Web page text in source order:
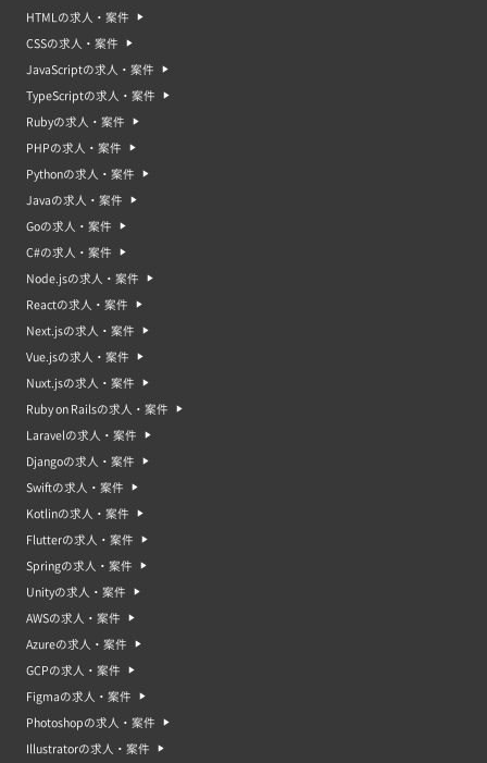
HTMLの求人・案件
CSSの求人・案件
JavaScriptの求人・案件
TypeScriptの求人・案件
Rubyの求人・案件
PHPの求人・案件
Pythonの求人・案件
Javaの求人・案件
Goの求人・案件
C#の求人・案件
Node.jsの求人・案件
Reactの求人・案件
Next.jsの求人・案件
Vue.jsの求人・案件
Nuxt.jsの求人・案件
Ruby on Railsの求人・案件
Laravelの求人・案件
Djangoの求人・案件
Swiftの求人・案件
Kotlinの求人・案件
Flutterの求人・案件
Springの求人・案件
Unityの求人・案件
AWSの求人・案件
Azureの求人・案件
GCPの求人・案件
Figmaの求人・案件
Photoshopの求人・案件
Illustratorの求人・案件